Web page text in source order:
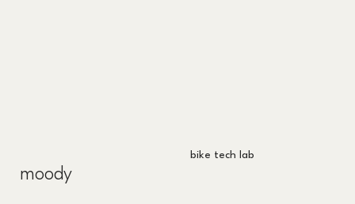
moody
bike tech lab